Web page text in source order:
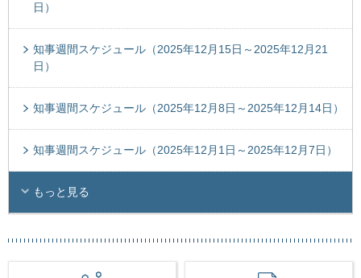
日）
知事週間スケジュール（2025年12月15日～2025年12月21
日）
知事週間スケジュール（2025年12月8日～2025年12月14日）
知事週間スケジュール（2025年12月1日～2025年12月7日）
もっと見る